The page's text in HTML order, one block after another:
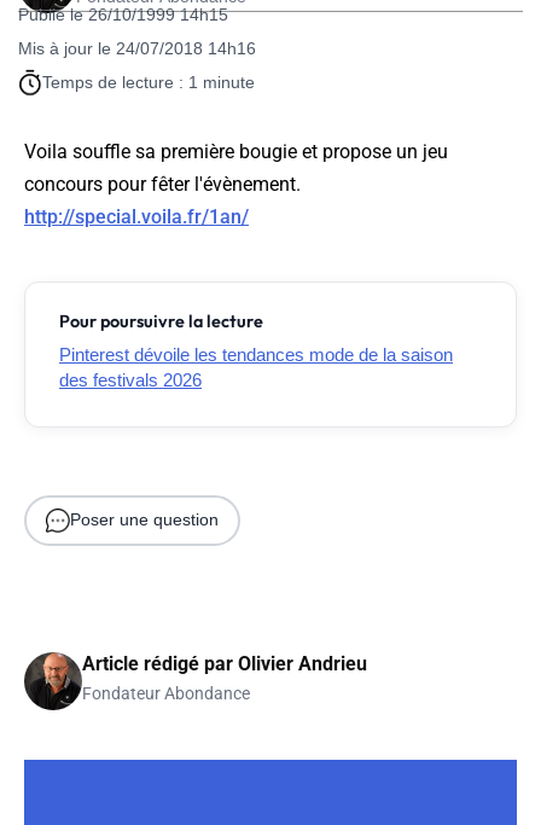
Publié le 26/10/1999 14h15
Mis à jour le 24/07/2018 14h16
Temps de lecture : 1 minute
Voila souffle sa première bougie et propose un jeu
concours pour fêter l'évènement.
http://special.voila.fr/1an/
Pour poursuivre la lecture
Pinterest dévoile les tendances mode de la saison
des festivals 2026
Poser une question
Article rédigé par Olivier Andrieu
Fondateur Abondance